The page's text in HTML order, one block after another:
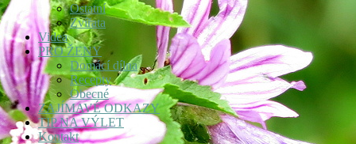
Ostatní
Zvířata
Videa
PRO ŽENY
Domácí dílna
Recepty
Obecné
ZAJÍMAVÉ ODKAZY
TIP NA VÝLET
Kontakt